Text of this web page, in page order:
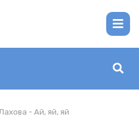
- Ай, яй, яй